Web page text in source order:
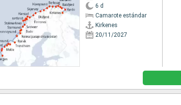
6 d
Camarote estándar
Kirkenes
20/11/2027